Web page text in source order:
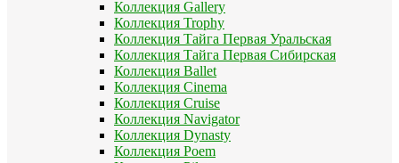
Коллекция Gallery
Коллекция Trophy
Коллекция Тайга Первая Уральская
Коллекция Тайга Первая Сибирская
Коллекция Ballet
Коллекция Cinema
Коллекция Cruise
Коллекция Navigator
Коллекция Dynasty
Коллекция Poem